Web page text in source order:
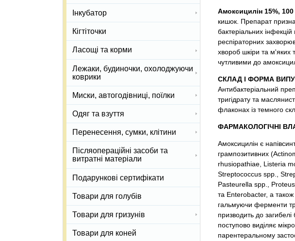
Амоксицилін 15%,
кишок. Препарат
бактеріальних
респіраторних
хвороб шкіри та м'яких
чутливими до
СКЛАД І ФОРМА
Антибактеріальний
тригідрату та
флаконах із темного
ФАРМАКОЛОГІЧНІ
Амоксицилін є
грампозитивних
rhusiopathiae, Listeria
Streptococcus spp.,
Pasteurella spp., Proteus
та Enterobacter, а також
гальмуючи ферменти
призводить до
поступово виділяє
парентеральному
Інкубатор
Кігтіточки
Ласощі та корми
Лежаки, будиночки, охолоджуючи
коврики
Миски, автогодівниці, поїлки
Одяг та взуття
Перенесення, сумки, клітини
Післяопераційні засоби та
витратні матеріали
Подарункові сертифікати
Товари для голубів
Товари для гризунів
Товари для коней